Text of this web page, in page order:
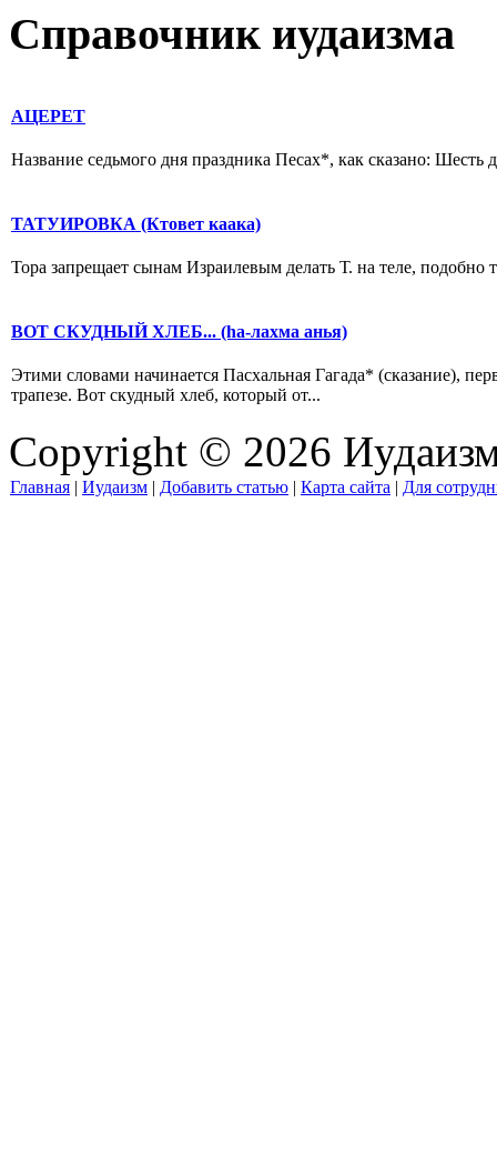
Справочник иудаизма
АЦЕРЕТ
Название седьмого дня праздника Песах*, как сказано:
ТАТУИРОВКА (Ктовет каака)
Тора запрещает сынам Израилевым делать Т. на теле, подобно
ВОТ СКУДНЫЙ ХЛЕБ... (hа-лахма анья)
Этими словами начинается Пасхальная Гагада* (сказание),
трапезе. Вот скудный хлеб, который от...
Copyright © 2026
Главная | Иудаизм | Добавить статью | Карта сайта | Для